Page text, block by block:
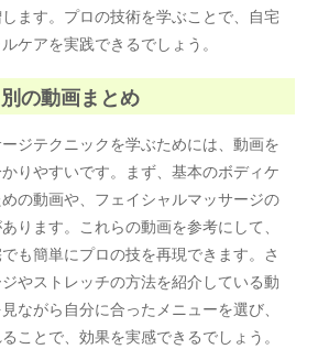
ます。プロの技術を学ぶことで、自宅
ケアを実践できるでしょう。
の動画まとめ
ジテクニックを学ぶためには、動画を
りやすいです。まず、基本のボディケ
の動画や、フェイシャルマッサージの
ります。これらの動画を参考にして、
も簡単にプロの技を再現できます。さ
やストレッチの方法を紹介している動
ながら自分に合ったメニューを選び、
ことで、効果を実感できるでしょう。